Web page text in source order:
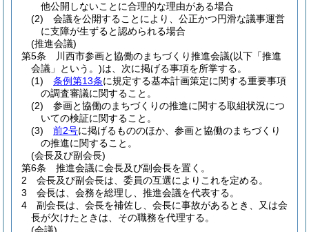
他公開しないことに合理的な理由がある場合
(2)
会議を公開することにより、公正かつ円滑な議事運営
に支障が生ずると認められる場合
(推進会議)
第5条
川西市参画と協働のまちづくり推進会議(以下「推進
会議」という。)は、次に掲げる事項を所掌する。
(1)
条例第13条に規定する基本計画策定に関する重要事項
の調査審議に関すること。
(2)
参画と協働のまちづくりの推進に関する取組状況につ
いての検証に関すること。
(3)
前2号に掲げるもののほか、参画と協働のまちづくり
の推進に関すること。
(会長及び副会長)
第6条
推進会議に会長及び副会長を置く。
2
会長及び副会長は、委員の互選によりこれを定める。
3
会長は、会務を総理し、推進会議を代表する。
4
副会長は、会長を補佐し、会長に事故があるとき、又は会
長が欠けたときは、その職務を代理する。